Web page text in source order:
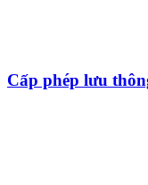
Cấp phép lưu